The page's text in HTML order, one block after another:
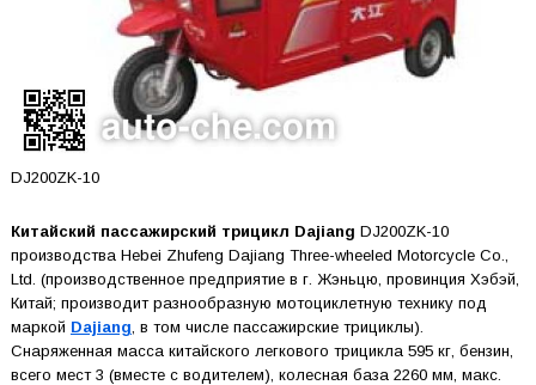
DJ200ZK-10
Китайский пассажирский трицикл Dajiang DJ200ZK-10
производства Hebei Zhufeng Dajiang Three-wheeled Motorcycle Co.,
Ltd. (производственное предприятие в г. Жэньцю, провинция Хэбэй,
Китай; производит разнообразную мотоциклетную технику под
маркой Dajiang , в том числе пассажирские трициклы).
Снаряженная масса китайского легкового трицикла 595 кг, бензин,
всего мест 3 (вместе с водителем), колесная база 2260 мм, макс.